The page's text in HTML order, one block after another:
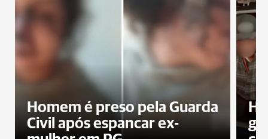
Homem é preso pela Guarda
Civil após espancar ex-